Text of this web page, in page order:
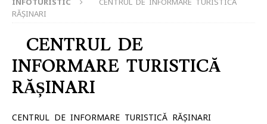
RĂȘINARI
CENTRUL DE
INFORMARE TURISTICĂ
RĂȘINARI
CENTRUL DE INFORMARE TURISTICĂ RĂȘINARI